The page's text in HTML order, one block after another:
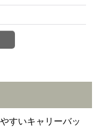
すいキャリーバッ